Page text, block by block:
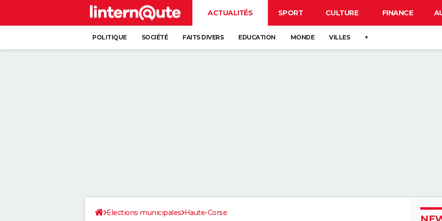
ACTUALITÉS SPORT CULTURE FINANCE
POLITIQUE SOCIÉTÉ FAITS DIVERS EDUCATION MONDE VILLES +
Elections municipales Haute-Corse